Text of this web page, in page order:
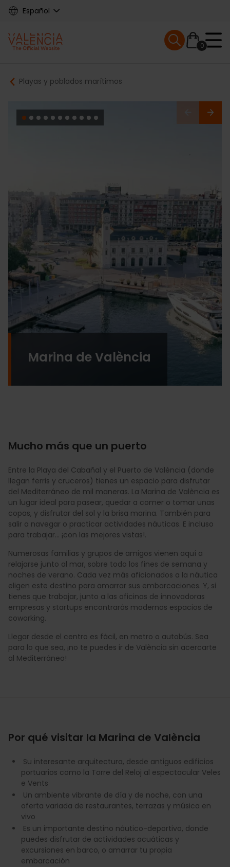
Skip
content
Español
Main
navigation
0
Mobile menu
Breadcrumb
Playas y poblados marítimos
Marina de València
Mucho más que un puerto
Entre la Playa del Cabañal y el Puerto de València (donde
llegan ferris y cruceros) tienes un espacio para disfrutar
del Mediterráneo de mil maneras. La Marina de València es
un lugar ideal para pasear, quedar a comer o tomar unas
copas, y disfrutar del sol y la brisa marina. También para
salir a navegar o practicar actividades náuticas. E incluso
para trabajar... ¡con las mejores vistas!.
Numerosas familias y grupos de amigos vienen aquí a
relajarse junto al mar, sobre todo los fines de semana y
noches de verano. Cada vez más aficionados a la náutica
eligen este destino para amarrar sus embarcaciones. Y, si
tienes que trabajar, junto a las oficinas de innovadoras
empresas y startups encontrarás modernos espacios de
coworking.
Llegar desde el centro es fácil, en metro o autobús. Sea
para lo que sea, ¡no te puedes ir de València sin acercarte
al Mediterráneo!
Por qué visitar la Marina de València
Su interesante arquitectura, desde antiguos edificios
portuarios como la Torre del Reloj al espectacular Veles
e Vents
Un ambiente vibrante de día y de noche, con una
oferta variada de restaurantes, terrazas y música en
vivo
Es un importante destino náutico-deportivo, donde
puedes disfrutar de actividades acuáticas y
excursiones en barco, o amarrar tu propia
embarcación